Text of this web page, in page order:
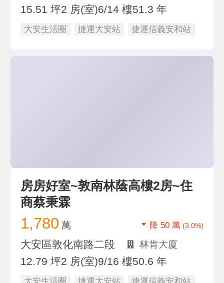
15.51 坪2 房(室)6/14 樓51.3 年
大安生活圈 捷運大安站 捷運信義安和站
房房好室~敦南林蔭高樓2房~住
商蔡秉霖
1,780 萬 降 50 萬 (3.0%)
大安區敦化南路二段 林肯大廈
12.79 坪2 房(室)9/16 樓50.6 年